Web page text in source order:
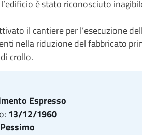
è stato riconosciuto
il cantiere per l’esecuzione
nella riduzione del fabbricato
crollo.
Espresso
13/12/1960
Pessimo